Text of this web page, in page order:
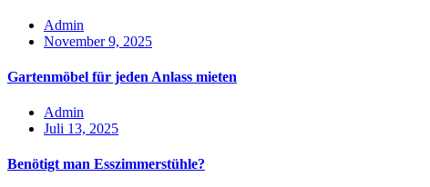
Admin
November 9, 2025
Gartenmöbel für jeden Anlass mieten
Admin
Juli 13, 2025
Benötigt man Esszimmerstühle?